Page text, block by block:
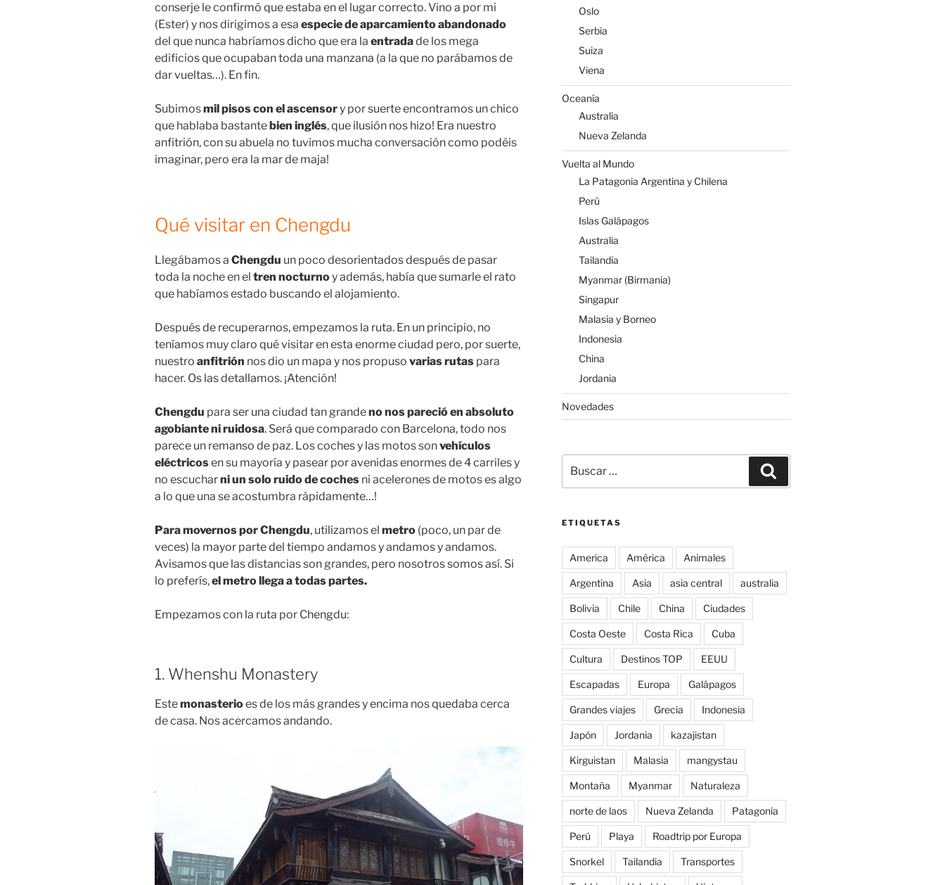
conserje le confirmó que estaba en el lugar correcto. Vino a por mi
(Ester) y nos dirigimos a esa especie de aparcamiento abandonado
del que nunca habríamos dicho que era la entradade los mega
edificios que ocupaban toda una manzana (a la que no parábamos de
dar vueltas…). En fin.
Subimosmil pisos con el ascensory por suerte encontramos un chico
que hablaba bastante bien inglés, que ilusión nos hizo! Era nuestro
anfitrión, con su abuela no tuvimos mucha conversación como podéis
imaginar, pero era la mar de maja!
Qué visitar en Chengdu
Llegábamos a Chengdu un poco desorientados después de pasar
toda la noche en el tren nocturnoy además, había que sumarle el rato
que habíamos estado buscando el alojamiento.
Después de recuperarnos, empezamos la ruta. En un principio, no
teníamos muy claro qué visitar en esta enorme ciudad pero, por suerte,
nuestro anfitrión nos dio un mapa y nos propuso varias rutas para
hacer. Os las detallamos. ¡Atención!
Chengdu para ser una ciudad tan grandeno nos pareció en absoluto
agobiante ni ruidosa. Será que comparado con Barcelona, todo nos
parece un remanso de paz. Los coches y las motos sonvehículos
eléctricosen su mayoría y pasear por avenidas enormes de 4 carriles y
no escucharni un solo ruido de coches ni acelerones de motos es algo
a lo que una se acostumbra rápidamente…!
Para movernos por Chengdu, utilizamos el metro (poco, un par de
veces) la mayor parte del tiempo andamos y andamos y andamos.
Avisamos que las distancias son grandes, pero nosotros somos así. Si
lo preferís,el metro llega a todas partes.
Empezamos con la ruta por Chengdu:
1. Whenshu Monastery
Estemonasterioes de los más grandes y encima nos quedaba cerca
de casa. Nos acercamos andando.
Oslo
Serbia
Suiza
Viena
Oceanía
Australia
Nueva Zelanda
Vuelta al Mundo
La Patagonia Argentina y Chilena
Perú
Islas Galápagos
Australia
Tailandia
Myanmar (Birmania)
Singapur
Malasia y Borneo
Indonesia
China
Jordania
Novedades
por:
ETIQUETAS
America América Animales
Argentina Asia asia central australia
Bolivia Chile China Ciudades
Costa Oeste Costa Rica Cuba
Cultura Destinos TOP EEUU
Escapadas Europa Galápagos
Grandes viajes Grecia Indonesia
Japón Jordania kazajistan
Kirguistan Malasia mangystau
Montaña Myanmar Naturaleza
norte de laos Nueva Zelanda Patagonia
Perú Playa Roadtrip por Europa
Snorkel Tailandia Transportes